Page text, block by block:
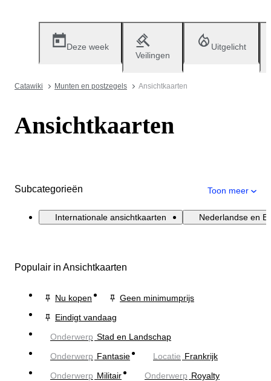
Deze week
Veilingen
Uitgelicht
Catawiki Munten en postzegels Ansichtkaarten
Ansichtkaarten
Subcategorieën Toon meer
Internationale ansichtkaarten Nederlandse en
Populair in Ansichtkaarten
Nu kopen
Geen minimumprijs
Eindigt vandaag
Onderwerp Stad en Landschap
Onderwerp Fantasie Locatie Frankrijk
Onderwerp Militair Onderwerp Royalty